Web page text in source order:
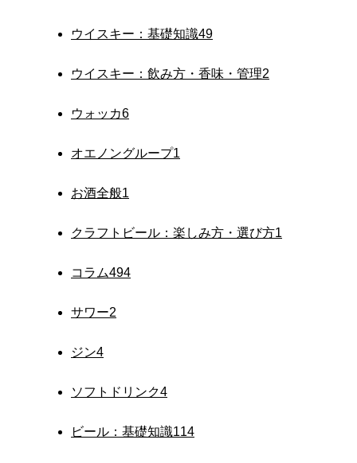
ウイスキー：基礎知識49
ウイスキー：飲み方・香味・管理2
ウォッカ6
オエノングループ1
お酒全般1
クラフトビール：楽しみ方・選び方1
コラム494
サワー2
ジン4
ソフトドリンク4
ビール：基礎知識114